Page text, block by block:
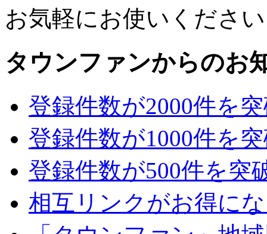
お気軽にお使いくださ
タウンファンからのお
登録件数が2000件を
登録件数が1000件を
登録件数が500件を突
相互リンクがお得に